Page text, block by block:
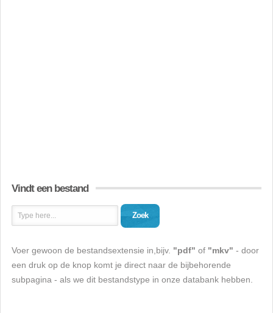
Vindt een bestand
Zoek
Voer gewoon de bestandsextensie in,bijv. "pdf" of "mkv" - door
een druk op de knop komt je direct naar de bijbehorende
subpagina - als we dit bestandstype in onze databank hebben.